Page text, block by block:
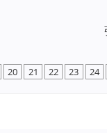
20 21 22 23 24